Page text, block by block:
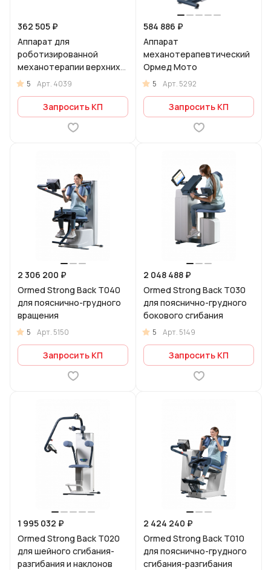
362 505 ₽
Аппарат для
роботизированной
механотерапии верхних
конечностей Flex 05 для
лучезапястного сустава
5 Арт. 4039
Запросить КП
584 886 ₽
Аппарат
механотерапевтический
Ормед Мото
5 Арт. 5292
Запросить КП
2 306 200 ₽
Ormed Strong Back Т040
для пояснично-грудного
вращения
5 Арт. 5150
Запросить КП
2 048 488 ₽
Ormed Strong Back Т030
для пояснично-грудного
бокового сгибания
5 Арт. 5149
Запросить КП
1 995 032 ₽
Ormed Strong Back Т020
для шейного сгибания-
разгибания и наклонов
2 424 240 ₽
Ormed Strong Back Т010
для пояснично-грудного
сгибания-разгибания